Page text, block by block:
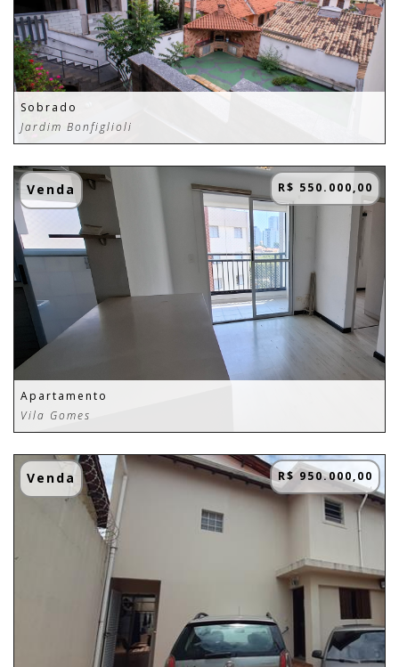
Sobrado
Jardim Bonfiglioli
Venda R$ 550.000,00
Apartamento
Vila Gomes
Venda R$ 950.000,00